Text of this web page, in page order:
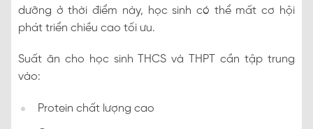
dưỡng ở thời điểm này, học sinh có thể mất cơ hội
phát triển chiều cao tối ưu.
Suất ăn cho học sinh THCS và THPT cần tập trung
vào:
Protein chất lượng cao